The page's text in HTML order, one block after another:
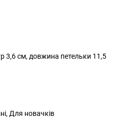
3,6 см, довжина петельки 11,5
Для новачків